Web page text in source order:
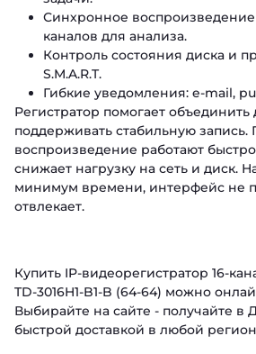
Синхронное воспроизведение
каналов для анализа.
Контроль состояния диска и
S.M.A.R.T.
Гибкие уведомления: e-mail,
Регистратор помогает объединить
поддерживать стабильную запись.
воспроизведение работают
снижает нагрузку на сеть и диск.
минимум времени, интерфейс не
отвлекает.
Купить IP-видеорегистратор 16-
TD-3016H1-B1-B (64-64) можно
Выбирайте на сайте - получайте в
быстрой доставкой в любой